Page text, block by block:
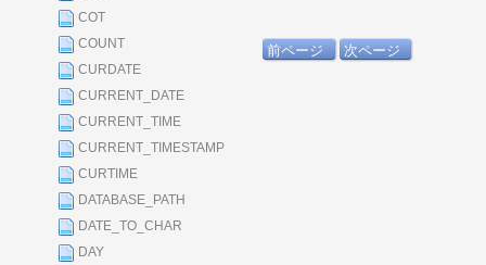
COT
COUNT
CURDATE
CURRENT_DATE
CURRENT_TIME
CURRENT_TIMESTAMP
CURTIME
DATABASE_PATH
DATE_TO_CHAR
DAY
前ページ 次ページ